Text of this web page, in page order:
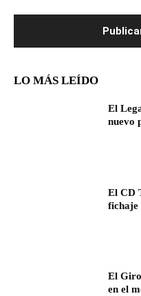
LO MÁS LEÍDO
El
nuevo
El CD
fichaje
El
en el